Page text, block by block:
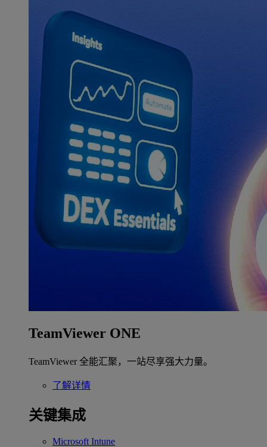
TeamViewer ONE
TeamViewer 全能汇聚，一站尽享强大力量。
了解详情
关键集成
Microsoft Intune